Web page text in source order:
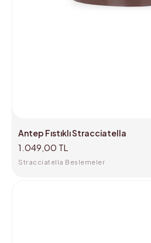
Antep Fıstıklı Stracciatella
1.049,00 TL
Stracciatella Beslemeler